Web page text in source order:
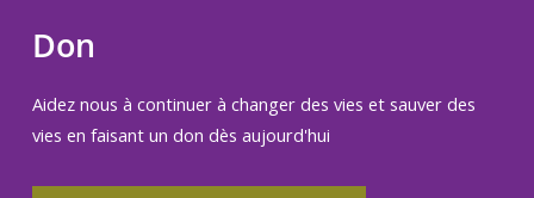
Don
Aidez nous à continuer à changer des vies et sauver des
vies en faisant un don dès aujourd'hui